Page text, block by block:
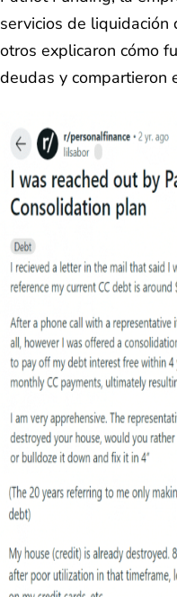
servicios de liquidación
otros explicaron cómo
deudas y compartieron